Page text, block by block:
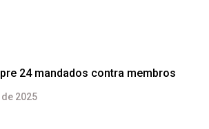
24 mandados contra membros
2025